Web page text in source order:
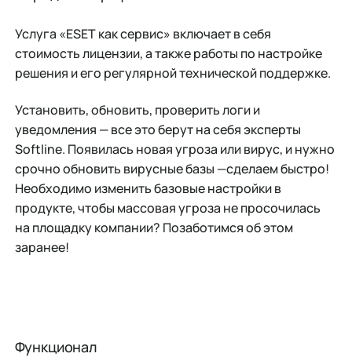
Услуга «ESET как сервис» включает в себя
стоимость лицензии, а также работы по настройке
решения и его регулярной технической поддержке.
Установить, обновить, проверить логи и
уведомления — все это берут на себя эксперты
Softline. Появилась новая угроза или вирус, и нужно
срочно обновить вирусные базы —сделаем быстро!
Необходимо изменить базовые настройки в
продукте, чтобы массовая угроза не просочилась
на площадку компании? Позаботимся об этом
заранее!
Функционал